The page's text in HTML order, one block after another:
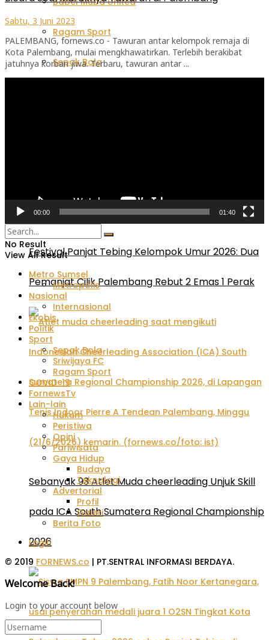
Ragam Sport
Sepak Bola
Festival Panjat Tebing Kelompok Umur 2026: Dua
Pemanjat Cilik Palembang Rebut 2 Emas 1 Perak
Sebanyak 93 Atlet Muda cheerleading Unjuk Skill
pada ICA South Sumatera Regional Championship
2026
Sabtu, 3 Juni 2023
PALEMBANG, fornews.co - Tawuran antar kelompok remaja di
Kota Palembang, mulai mengkhawatirkan. Terlebih berakibat
jatuhnya korban jiwa. Terbaru, tawuran antar ...
00:00 01:40
No Result
View All Result
Metro Sumsel
Metropolis
Nasional
Internasional
Ekobis
Politik
Sport
Sepak Bola
Sriwijaya FC
Ragam Sport
COVID-19
FornewsTv
Lain-lain
Hukum
Peristiwa
Opini
Pariwisata
Gaya Hidup
Budaya
Teknologi
Advertorial
Profil
Galeri
Berita Foto
Login
© 2019 FORNEWS.co | PT.SENTRAL INFORMASI BERDAYA.
Welcome Back!
Login to your account below